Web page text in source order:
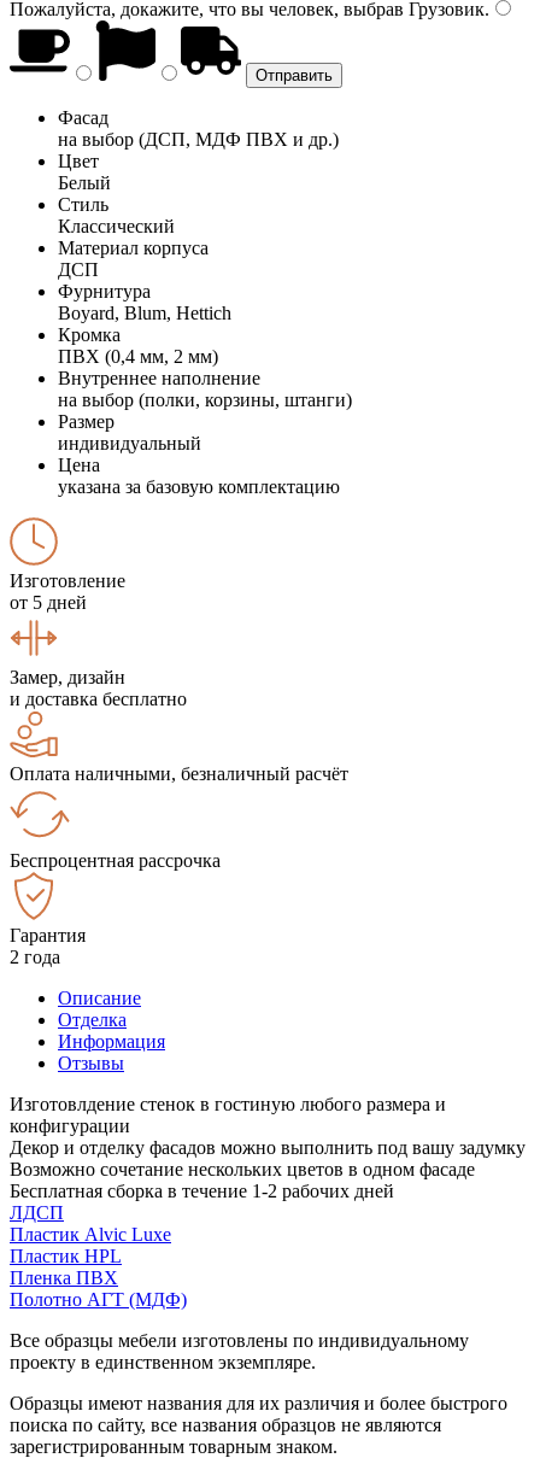
Пожалуйста, докажите, что вы человек, выбрав Грузовик.
Фасад
на выбор (ДСП, МДФ ПВХ и др.)
Цвет
Белый
Стиль
Классический
Материал корпуса
ДСП
Фурнитура
Boyard, Blum, Hettich
Кромка
ПВХ (0,4 мм, 2 мм)
Внутреннее наполнение
на выбор (полки, корзины, штанги)
Размер
индивидуальный
Цена
указана за базовую комплектацию
Изготовление
от 5 дней
Замер, дизайн
и доставка бесплатно
Оплата наличными, безналичный расчёт
Беспроцентная рассрочка
Гарантия
2 года
Описание
Отделка
Информация
Отзывы
Изготовлдение стенок в гостиную любого размера и
конфигурации
Декор и отделку фасадов можно выполнить под вашу задумку
Возможно сочетание нескольких цветов в одном фасаде
Бесплатная сборка в течение 1-2 рабочих дней
ЛДСП
Пластик Alvic Luxe
Пластик HPL
Пленка ПВХ
Полотно АГТ (МДФ)
Все образцы мебели изготовлены по индивидуальному
проекту в единственном экземпляре.
Образцы имеют названия для их различия и более быстрого
поиска по сайту, все названия образцов не являются
зарегистрированным товарным знаком.